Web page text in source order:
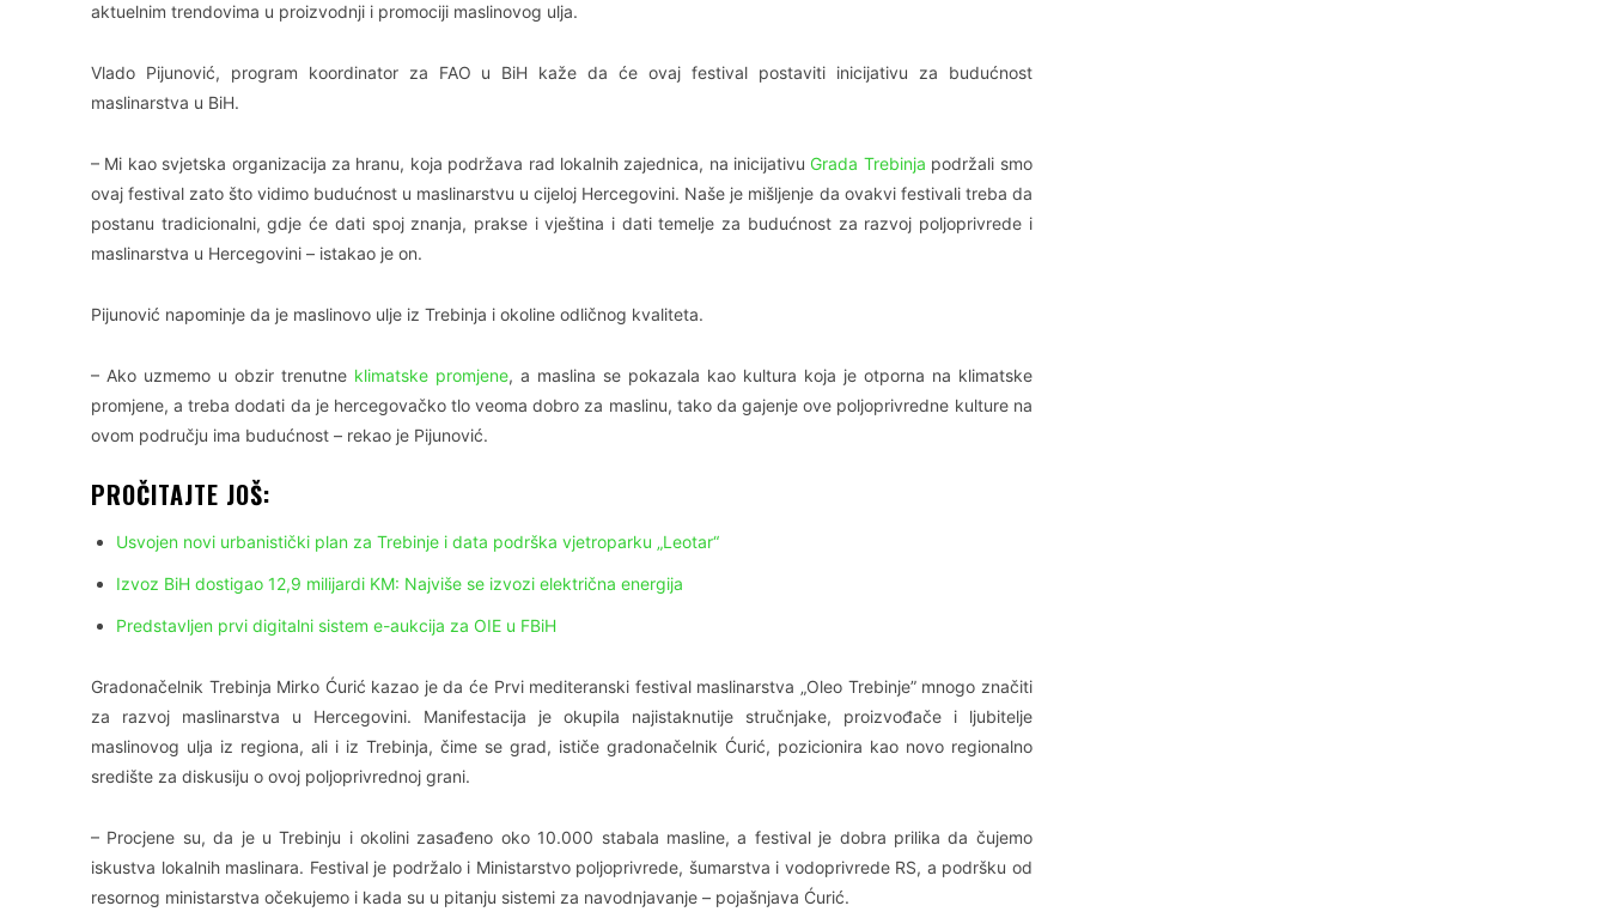
aktuelnim trendovima u proizvodnji i promociji maslinovog ulja.
Vlado Pijunović, program koordinator za FAO u BiH kaže da će ovaj festival postaviti inicijativu za budućnost
maslinarstva u BiH.
– Mi kao svjetska organizacija za hranu, koja podržava rad lokalnih zajednica, na inicijativu Grada Trebinja podržali smo
ovaj festival zato što vidimo budućnost u maslinarstvu u cijeloj Hercegovini. Naše je mišljenje da ovakvi festivali treba da
postanu tradicionalni, gdje će dati spoj znanja, prakse i vještina i dati temelje za budućnost za razvoj poljoprivrede i
maslinarstva u Hercegovini – istakao je on.
Pijunović napominje da je maslinovo ulje iz Trebinja i okoline odličnog kvaliteta.
– Ako uzmemo u obzir trenutne klimatske promjene, a maslina se pokazala kao kultura koja je otporna na klimatske
promjene, a treba dodati da je hercegovačko tlo veoma dobro za maslinu, tako da gajenje ove poljoprivredne kulture na
ovom području ima budućnost – rekao je Pijunović.
PROČITAJTE JOŠ:
Usvojen novi urbanistički plan za Trebinje i data podrška vjetroparku „Leotar“
Izvoz BiH dostigao 12,9 milijardi KM: Najviše se izvozi električna energija
Predstavljen prvi digitalni sistem e-aukcija za OIE u FBiH
Gradonačelnik Trebinja Mirko Ćurić kazao je da će Prvi mediteranski festival maslinarstva „Oleo Trebinje” mnogo značiti
za razvoj maslinarstva u Hercegovini. Manifestacija je okupila najistaknutije stručnjake, proizvođače i ljubitelje
maslinovog ulja iz regiona, ali i iz Trebinja, čime se grad, ističe gradonačelnik Ćurić, pozicionira kao novo regionalno
središte za diskusiju o ovoj poljoprivrednoj grani.
– Procjene su, da je u Trebinju i okolini zasađeno oko 10.000 stabala masline, a festival je dobra prilika da čujemo
iskustva lokalnih maslinara. Festival je podržalo i Ministarstvo poljoprivrede, šumarstva i vodoprivrede RS, a podršku od
resornog ministarstva očekujemo i kada su u pitanju sistemi za navodnjavanje – pojašnjava Ćurić.